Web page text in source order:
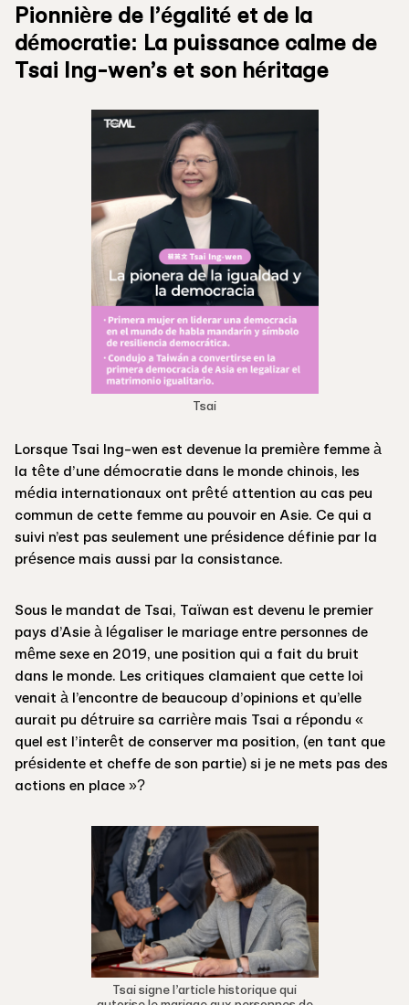
Pionnière de l’égalité et de la
démocratie: La puissance calme de
Tsai Ing-wen’s et son héritage
Tsai
Lorsque Tsai Ing-wen est devenue la première femme à
la tête d’une démocratie dans le monde chinois, les
média internationaux ont prêté attention au cas peu
commun de cette femme au pouvoir en Asie. Ce qui a
suivi n’est pas seulement une présidence définie par la
présence mais aussi par la consistance.
Sous le mandat de Tsai, Taïwan est devenu le premier
pays d’Asie à légaliser le mariage entre personnes de
même sexe en 2019, une position qui a fait du bruit
dans le monde. Les critiques clamaient que cette loi
venait à l’encontre de beaucoup d’opinions et qu’elle
aurait pu détruire sa carrière mais Tsai a répondu «
quel est l’interêt de conserver ma position, (en tant que
présidente et cheffe de son partie) si je ne mets pas des
actions en place »?
Tsai signe l’article historique qui